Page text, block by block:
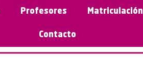
Profesores Matriculación
Contacto